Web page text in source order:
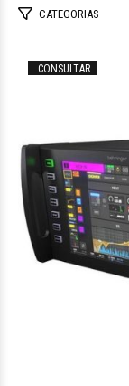
CATEGORIAS
CONSULTAR
$4.636.096